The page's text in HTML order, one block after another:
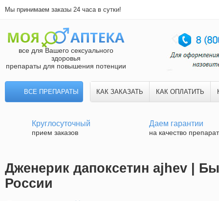
Мы принимаем заказы 24 часа в сутки!
все для Вашего сексуального
здоровья
препараты для повышения потенции
ВСЕ ПРЕПАРАТЫ КАК ЗАКАЗАТЬ КАК ОПЛАТИТЬ
Круглосуточный
прием заказов
Даем гарантии
на качество
Дженерик дапоксетин ajhev |
России